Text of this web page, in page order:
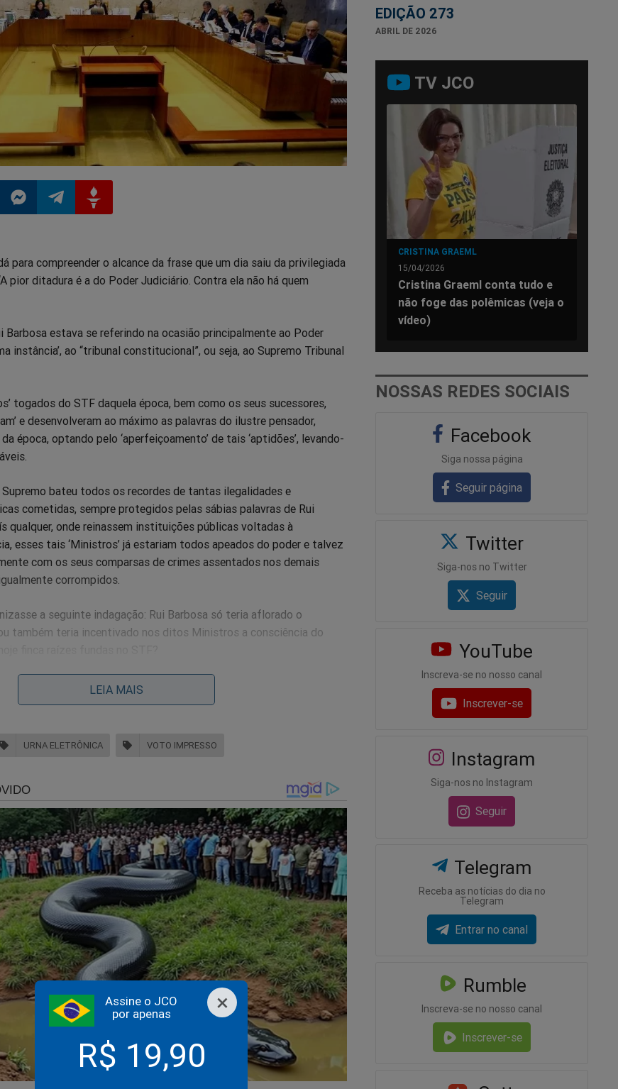
×
Assine o JCO
por apenas
R$ 19,90
no
no
no
para compreender o alcance da frase que um dia saiu da privilegiada
pior ditadura é a do Poder Judiciário. Contra ela não há quem
Barbosa estava se referindo na ocasião principalmente ao Poder
instância’, ao “tribunal constitucional”, ou seja, ao Supremo Tribunal
togados do STF daquela época, bem como os seus sucessores,
e desenvolveram ao máximo as palavras do ilustre pensador,
época, optando pelo ‘aperfeiçoamento’ de tais ‘aptidões’, levando-
bateu todos os recordes de tantas ilegalidades e
cometidas, sempre protegidos pelas sábias palavras de Rui
qualquer, onde reinassem instituições públicas voltadas à
esses tais ‘Ministros’ já estariam todos apeados do poder e talvez
com os seus comparsas de crimes assentados nos demais
corrompidos.
a seguinte indagação: Rui Barbosa só teria aflorado o
também teria incentivado nos ditos Ministros a consciência do
e roubalheiras do dinheiro público apurados nas diversas
Público e Justiça Federal, dentre as quais “o Mensalão” e a
pareciam imparciais e de certo modo ‘severos’ quando censuravam
ou autoridade corrupta “miúda”. Davam a impressão de
os que pareciam mais honrados e honestos acabaram
enfrentaram um julgamento decisivo que poderia abalar os alicerces
de poder global que controla a política, o Poder Econômico e
do qual ‘eles’ também fazem parte.
do Supremo Tribunal Federal - ocasião em que esse tribunal
verdadeiras e afiadas ‘garras’- deu-se quando ele se deparou e
de inconstitucionalidade) Nº 5899, requerida pela Procuradora
Dodge, na verdade uma “cobra (bem) mandada” do Presidente
cancelar a minirreforma eleitoral de 2015, aprovada pelo Poder
que em 5% das urnas eleitorais eletrônicas nas eleições de
paralelo a impressão do voto em papel.
eu, a “inconstitucionalidade” de tal dispositivo legal cancelado sem
muito menos “constitucional”, pelo Supremo? Saliente-se, além do
matéria eleitoral é de competência infraconstitucional, do Poder
LEIA MAIS
URNA ELETRÔNICA VOTO IMPRESSO
EDIÇÃO 273
ABRIL DE 2026
TV JCO
CRISTINA GRAEML
15/04/2026
Cristina Graeml conta tudo e
não foge das polêmicas (veja o
vídeo)
NOSSAS REDES SOCIAIS
Facebook
Siga nossa página
Seguir página
Twitter
Siga-nos no Twitter
Seguir
YouTube
Inscreva-se no nosso canal
Inscrever-se
Instagram
Siga-nos no Instagram
Seguir
Telegram
Receba as notícias do dia no
Telegram
Entrar no canal
Rumble
Inscreva-se no nosso canal
Inscrever-se